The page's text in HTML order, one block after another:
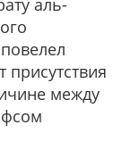
аль-
присутствия
между